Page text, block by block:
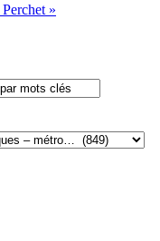
»